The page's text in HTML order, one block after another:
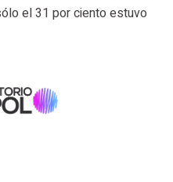
el 31 por ciento estuvo